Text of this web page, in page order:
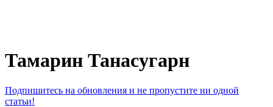
Тамарин Танасугарн
Подпишитесь на обновления и не пропустите ни одной
статьи!